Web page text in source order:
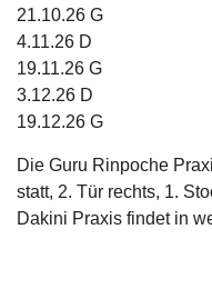
21.10.26 G
4.11.26 D
19.11.26 G
3.12.26 D
19.12.26 G
Die Guru Rinpoche
statt, 2. Tür rechts, 1.
Dakini Praxis findet in